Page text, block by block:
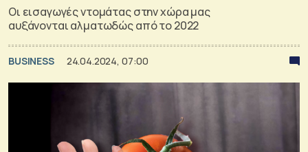
Οι εισαγωγές ντομάτας στην χώρα μας
αυξάνονται αλματωδώς από το 2022
BUSINESS 24.04.2024, 07:00